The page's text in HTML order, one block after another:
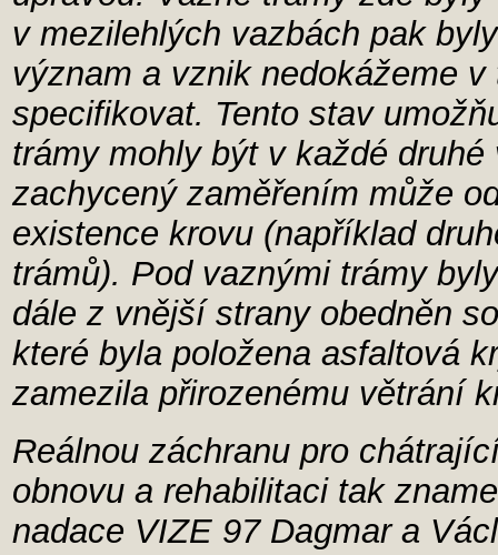
v mezilehlých vazbách pak
význam a vznik nedokážeme
specifikovat. Tento stav
trámy mohly být v každé
zachycený zaměřením může
existence krovu (například
trámů). Pod vaznými trámy
dále z vnější strany obedněn
které byla položena asfaltová
zamezila přirozenému větrání
Reálnou záchranu pro
obnovu a rehabilitaci tak
nadace VIZE 97 Dagmar a